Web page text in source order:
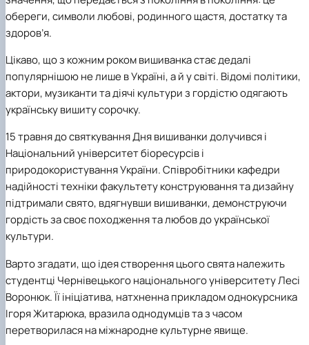
обереги, символи любові, родинного щастя, достатку та
здоров’я.
Цікаво, що з кожним роком вишиванка стає дедалі
популярнішою не лише вУкраїні,а й у світі. Відомі політики,
актори, музиканти та діячі культури з гордістю одягають
українську вишиту сорочку.
15 травня до святкуванняДня вишиванкидолучився і
Національний університет біоресурсів і
природокористування України. Співробітники кафедри
надійності технікифакультетуконструювання та дизайну
підтримали свято, вдягнувши вишиванки, демонструючи
гордість за своє походження та любов до української
культури.
Варто згадати, що ідея створення цього свята належить
студентці Чернівецького національного університетуЛесі
Воронюк. Її ініціатива, натхненна прикладом однокурсника
Ігоря Житарюка, вразила однодумців та з часом
перетворилася на міжнародне культурне явище.